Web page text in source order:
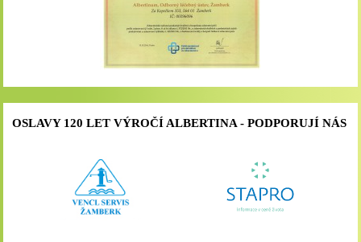
OSLAVY 120 LET VÝROČÍ ALBERTINA - PODPORUJÍ NÁS